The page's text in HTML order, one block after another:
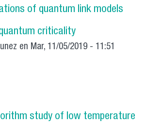
to monitor the ergodic dynamics
transit to thermal equilibrium of
and quantum spin systems
of quantum link models
criticality
en Mar, 11/05/2019 - 11:51
simulations of quantum link
and deconfined quantum criticality
study of low temperature